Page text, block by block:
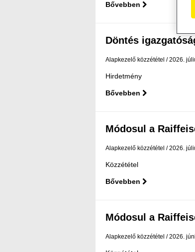
Bővebben
Döntés
Alapkezelő közzététel 2026.
Hirdetmény
Bővebben
Módosul a
Alapkezelő közzététel 2026.
Közzététel
Bővebben
Módosul a
Alapkezelő közzététel 2026.